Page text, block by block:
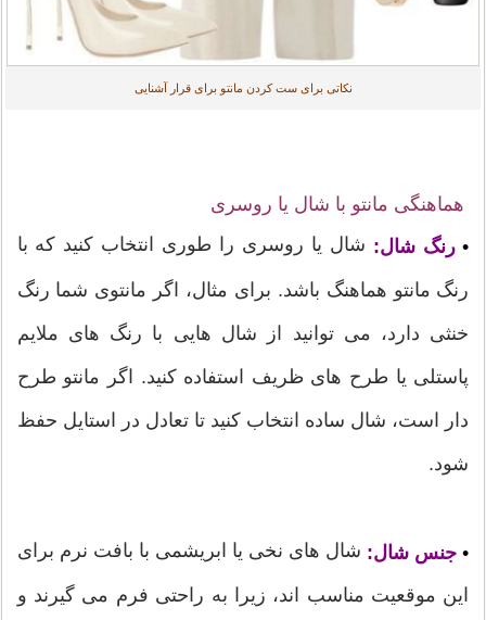
نکاتی برای ست کردن مانتو برای قرار آشنایی
هماهنگی مانتو با شال یا روسری
•رنگ شال: شال یا روسری را طوری انتخاب کنید که با
رنگ مانتو هماهنگ باشد. برای مثال، اگر مانتوی شما رنگ
خنثی دارد، می توانید از شال هایی با رنگ های ملایم
پاستلی یا طرح های ظریف استفاده کنید. اگر مانتو طرح
دار است، شال ساده انتخاب کنید تا تعادل در استایل حفظ
شود.
• جنس شال: شال های نخی یا ابریشمی با بافت نرم برای
این موقعیت مناسب اند، زیرا به راحتی فرم می گیرند و